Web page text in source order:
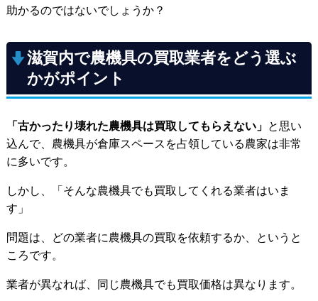
助かるのではないでしょうか？
滋賀内で農機具の買取業者をどう選ぶ
かがポイント
「古かったり壊れた農機具は買取してもらえない」 と思い
込んで、農機具が倉庫スペースを占領している農家は非常
に多いです。
しかし、「そんな農機具でも買取してくれる業者はいま
す」
問題は、どの業者に農機具の買取を依頼するか、というと
ころです。
業者が異なれば、同じ農機具でも買取価格は異なります。